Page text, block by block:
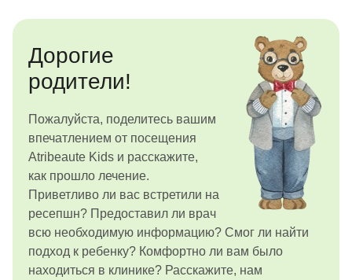
Дорогие
родители!
Пожалуйста, поделитесь вашим
впечатлением от посещения
Atribeaute Kids и расскажите,
как прошло лечение.
Приветливо ли вас встретили на
ресепшн? Предоставил ли врач
всю необходимую информацию? Смог ли найти
подход к ребенку? Комфортно ли вам было
находиться в клинике? Расскажите, нам